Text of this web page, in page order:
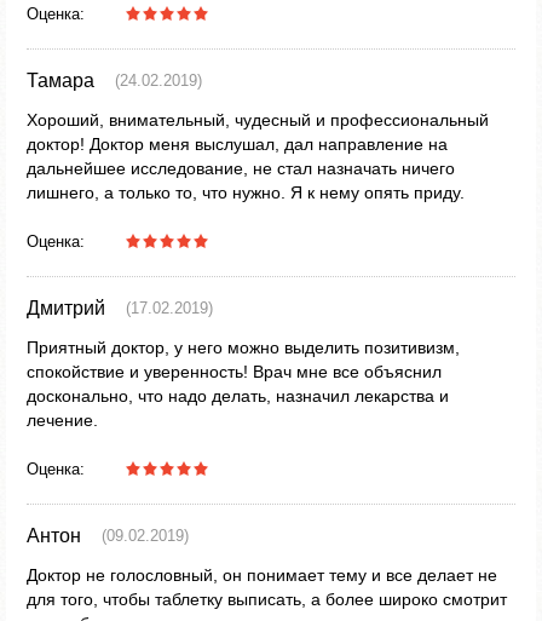
Оценка:
Тамара (24.02.2019)
Хороший, внимательный, чудесный и профессиональный
доктор! Доктор меня выслушал, дал направление на
дальнейшее исследование, не стал назначать ничего
лишнего, а только то, что нужно. Я к нему опять приду.
Оценка:
Дмитрий (17.02.2019)
Приятный доктор, у него можно выделить позитивизм,
спокойствие и уверенность! Врач мне все объяснил
досконально, что надо делать, назначил лекарства и
лечение.
Оценка:
Антон (09.02.2019)
Доктор не голословный, он понимает тему и все делает не
для того, чтобы таблетку выписать, а более широко смотрит